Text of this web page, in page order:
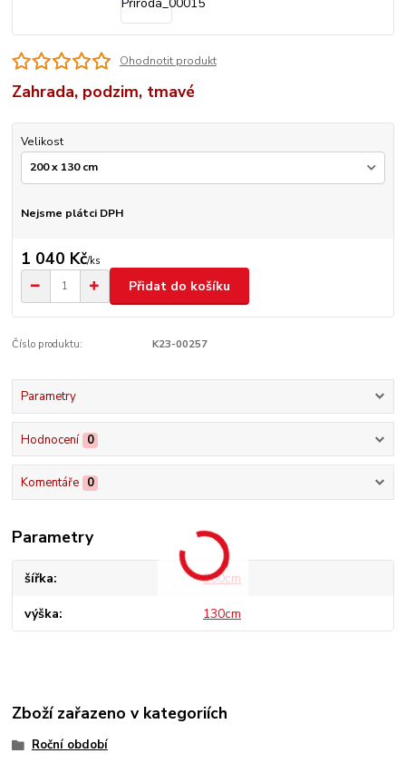
Ohodnotit produkt
Zahrada, podzim, tmavé
Velikost
Nejsme plátci DPH
1 040 Kč/ks
Přidat do košíku
Číslo produktu: K23-00257
Parametry
Hodnocení 0
Komentáře 0
Parametry
šířka 200cm
výška 130cm
Zboží zařazeno v kategoriích
Roční období